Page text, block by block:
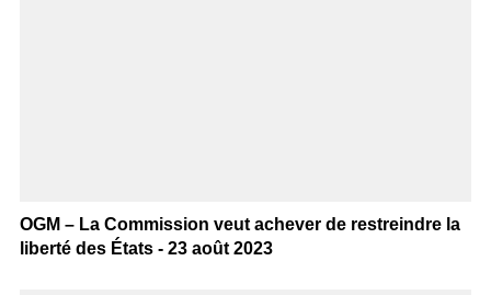
OGM – La Commission veut achever de restreindre la
liberté des États - 23 août 2023